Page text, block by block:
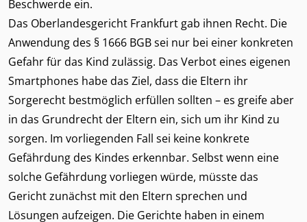
Beschwerde ein.
Das Oberlandesgericht Frankfurt gab ihnen Recht. Die
Anwendung des § 1666 BGB sei nur bei einer konkreten
Gefahr für das Kind zulässig. Das Verbot eines eigenen
Smartphones habe das Ziel, dass die Eltern ihr
Sorgerecht bestmöglich erfüllen sollten – es greife aber
in das Grundrecht der Eltern ein, sich um ihr Kind zu
sorgen. Im vorliegenden Fall sei keine konkrete
Gefährdung des Kindes erkennbar. Selbst wenn eine
solche Gefährdung vorliegen würde, müsste das
Gericht zunächst mit den Eltern sprechen und
Lösungen aufzeigen. Die Gerichte haben in einem